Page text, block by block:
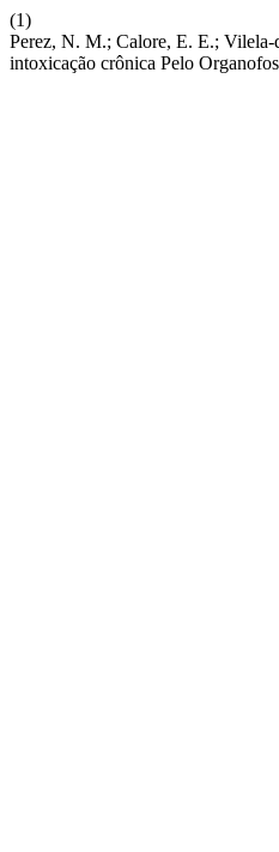
(1)
Perez, N. M.; Calore, E. E.;
intoxicação crônica Pelo